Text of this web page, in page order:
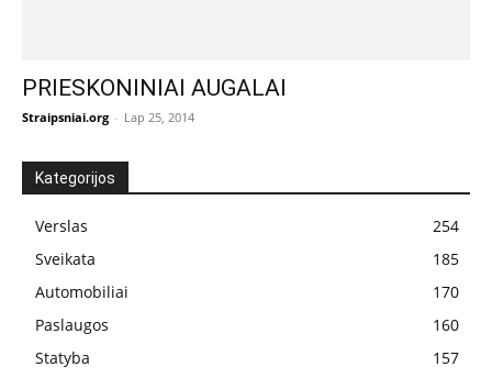
PRIESKONINIAI AUGALAI
Straipsniai.org - Lap 25, 2014
Kategorijos
Verslas
254
Sveikata
185
Automobiliai
170
Paslaugos
160
Statyba
157